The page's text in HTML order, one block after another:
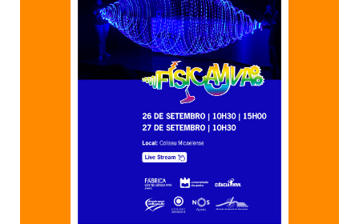
@parlamentodosjovens_esaq
@clube_robotica.esaq